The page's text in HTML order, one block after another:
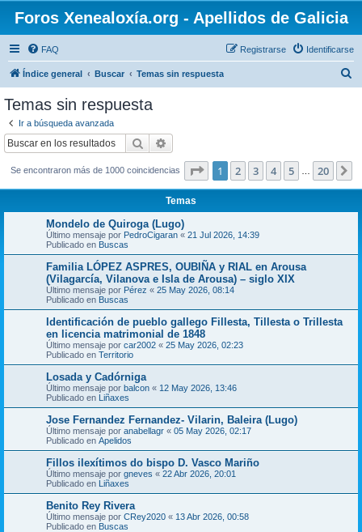
Foros Xenealoxía.org - Apellidos de Galicia
FAQ Identificarse
Registrarse
Índice general Buscar Temas sin respuesta
Temas sin respuesta
Ir a búsqueda avanzada
Buscar
Se encontraron más de 1000 coincidencias Página de 20
1 2 3 4 5 20
Temas
Mondelo de Quiroga (Lugo)
Último mensaje por PedroCigaran « 21 Jul 2026, 14:39
Publicado en Buscas
Familia LÓPEZ ASPRES, OUBIÑA y RIAL en Arousa
(Vilagarcía, Vilanova e Isla de Arousa) – siglo XIX
Último mensaje por Pérez « 25 May 2026, 08:14
Publicado en Buscas
Identificación de pueblo gallego Fillesta, Tillesta o Trillesta
en licencia matrimonial de 1848
Último mensaje por car2002 « 25 May 2026, 02:23
Publicado en Territorio
Losada y Cadórniga
Último mensaje por balcon « 12 May 2026, 13:46
Publicado en Liñaxes
Jose Fernandez Fernandez- Vilarin, Baleira (Lugo)
Último mensaje por anabellagr « 05 May 2026, 02:17
Publicado en Apelidos
Fillos ilexítimos do bispo D. Vasco Mariño
Último mensaje por gneves « 22 Abr 2026, 20:01
Publicado en Liñaxes
Benito Rey Rivera
Último mensaje por CRey2020 « 13 Abr 2026, 00:58
Publicado en Buscas